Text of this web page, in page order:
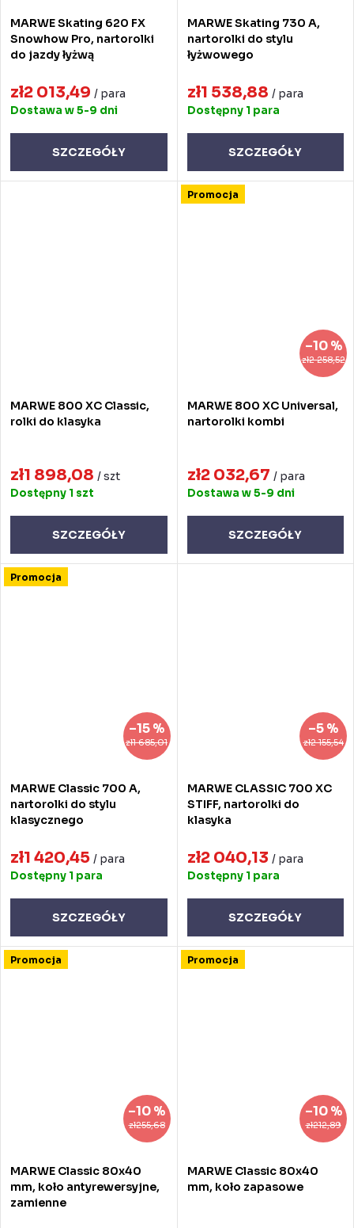
MARWE Skating 620 FX
Snowhow Pro, nartorolki
do jazdy łyżwą
zł2 013,49 / para
Dostawa w 5-9 dni
SZCZEGÓŁY
MARWE Skating 730 A,
nartorolki do stylu
łyżwowego
zł1 538,88 / para
Dostępny 1 para
SZCZEGÓŁY
MARWE 800 XC Classic,
rolki do klasyka
zł1 898,08 / szt
Dostępny 1 szt
SZCZEGÓŁY
Promocja
zł2 258,52
–10 %
MARWE 800 XC Universal,
nartorolki kombi
zł2 032,67 / para
Dostawa w 5-9 dni
SZCZEGÓŁY
Promocja
zł1 685,01
–15 %
MARWE Classic 700 A,
nartorolki do stylu
klasycznego
zł1 420,45 / para
Dostępny 1 para
SZCZEGÓŁY
zł2 155,54
–5 %
MARWE CLASSIC 700 XC
STIFF, nartorolki do
klasyka
zł2 040,13 / para
Dostępny 1 para
SZCZEGÓŁY
Promocja
zł255,68
–10 %
MARWE Classic 80x40
mm, koło antyrewersyjne,
zamienne
Promocja
zł212,89
–10 %
MARWE Classic 80x40
mm, koło zapasowe